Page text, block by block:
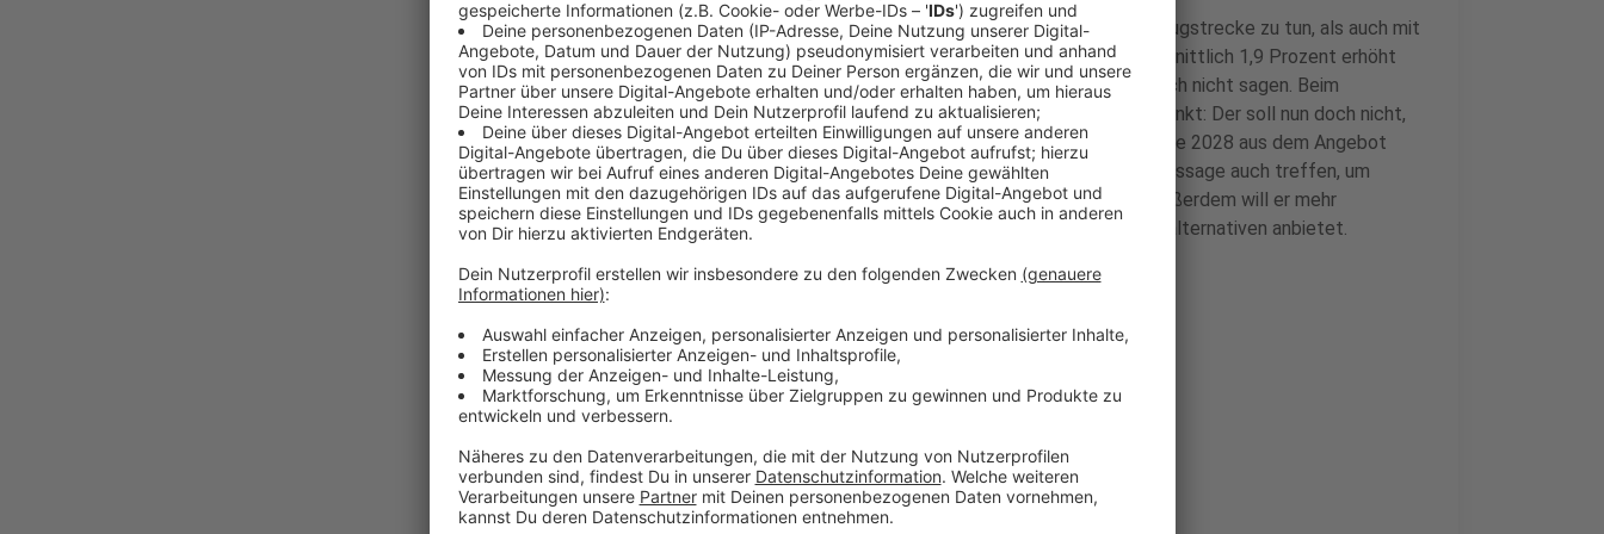
Der Verkehrsbund Rhein-Sieg hat bei uns sowohl etwas mit der Zugstrecke zu tun, als auch mit
unserer Wupsi. Die Preise sollen zum Jahreswechsel um durchschnittlich 1,9 Prozent erhöht
werden. Was das genau bedeuten wird, kann die Wupsi aktuell noch nicht sagen. Beim
Kurzstreckentarif allerdings hat der VRS noch einmal umgeschwenkt: Der soll nun doch nicht,
wie zuerst geplant, direkt abgeschafft werden, sondern erst Mitte 2028 aus dem Angebot
verschwinden. Die Entscheidungen muss der VRS nach eigener Aussage auch treffen, um
Verluste durch das Deutschlandticket wieder auszugleichen – außerdem will er mehr
Aufmerksamkeit auf die eezy-nrw-App lenken, die andere Ticketalternativen anbietet.
Anzeige
Weitere Meldungen aus Leverkusen
Anzeige
Leverkusener bei Verfolgungsjagd in Köln festgenommen
Finanzierung gesichert: Kölner Lichter auf in nächstem Jahr